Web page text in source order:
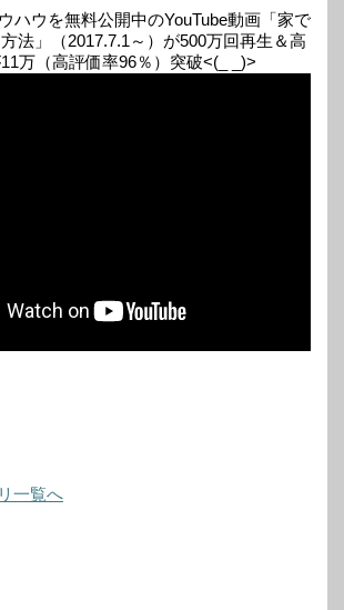
ハウを無料公開中のYouTube動画「家で
法」（2017.7.1～）が500万回再生＆高
万（高評価率96％）突破<(_ _)>
一覧へ